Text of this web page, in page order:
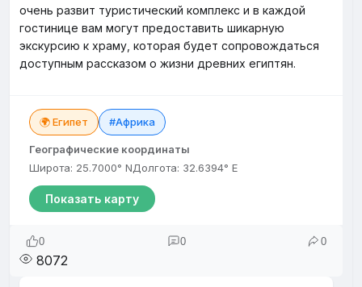
очень развит туристический комплекс и в каждой
гостинице вам могут предоставить шикарную
экскурсию к храму, которая будет сопровождаться
доступным рассказом о жизни древних египтян.
🌍 Египет #Африка
Географические координаты
Широта: 25.7000° NДолгота: 32.6394° E
Показать карту
0 0 0
8072